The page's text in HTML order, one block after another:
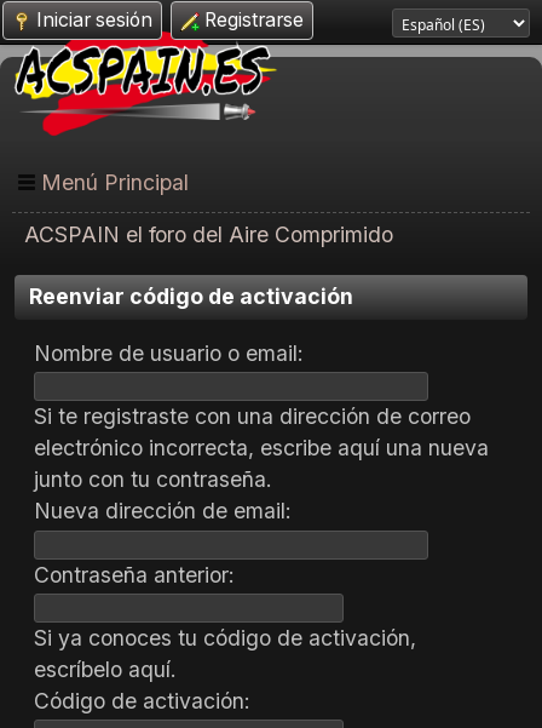
Iniciar sesión Registrarse
Menú Principal
ACSPAIN el foro del Aire Comprimido
Reenviar código de activación
Nombre de usuario o email:
Si te registraste con una dirección de correo
electrónico incorrecta, escribe aquí una nueva
junto con tu contraseña.
Nueva dirección de email:
Contraseña anterior:
Si ya conoces tu código de activación,
escríbelo aquí.
Código de activación: